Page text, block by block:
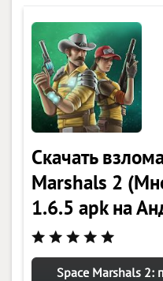
Скачать
Marshals 2
1.6.5 apk на
Space Marshals 2: